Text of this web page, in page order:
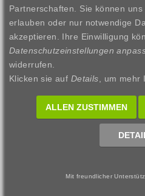
©2026 All
Partnerschaften. Sie können
erlauben oder nur notwendige
akzeptieren. Ihre Einwilligung
Datenschutzeinstellungen
widerrufen.
Klicken sie auf Details , um
ALLEN ZUSTIMMEN
Mit freundlicher